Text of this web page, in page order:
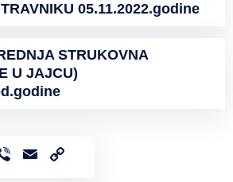
05.11.2022.godine
STRUKOVNA
U JAJCU)
Viber Email